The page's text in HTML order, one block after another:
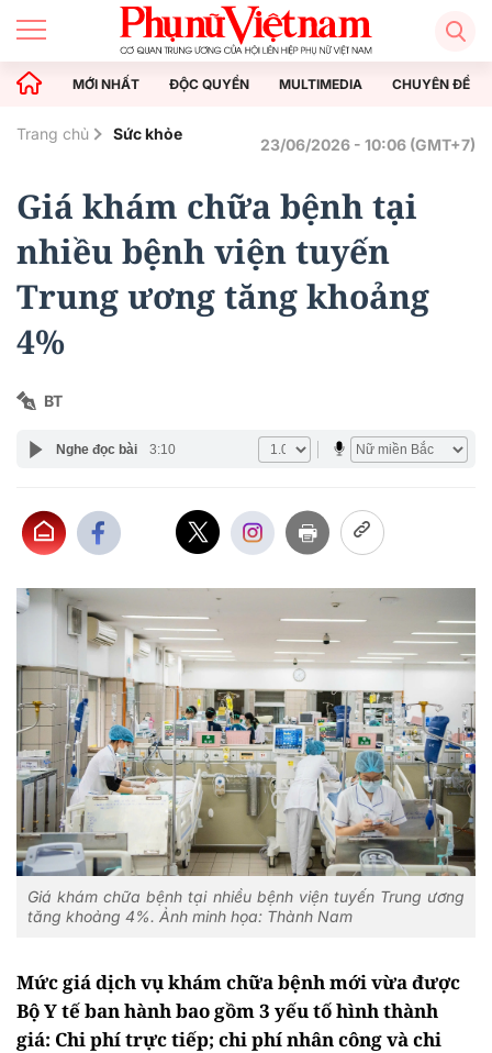
MỚI NHẤT ĐỘC QUYỀN MULTIMEDIA CHUYÊN ĐỀ
Trang chủ Sức khỏe
23/06/2026 - 10:06 (GMT+7)
Giá khám chữa bệnh tại
nhiều bệnh viện tuyến
Trung ương tăng khoảng
4%
BT
Nghe đọc bài 3:10
Giá khám chữa bệnh tại nhiều bệnh viện tuyến Trung ương
tăng khoảng 4%. Ảnh minh họa: Thành Nam
Mức giá dịch vụ khám chữa bệnh mới vừa được
Bộ Y tế ban hành bao gồm 3 yếu tố hình thành
giá: Chi phí trực tiếp; chi phí nhân công và chi